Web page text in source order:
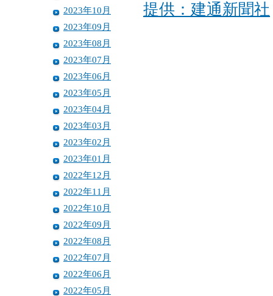
2023年10月
2023年09月
2023年08月
2023年07月
2023年06月
2023年05月
2023年04月
2023年03月
2023年02月
2023年01月
2022年12月
2022年11月
2022年10月
2022年09月
2022年08月
2022年07月
2022年06月
2022年05月
提供：建通新聞社